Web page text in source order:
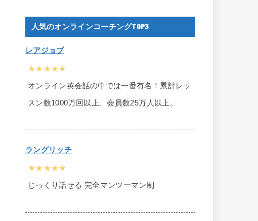
人気のオンラインコーチングTOP3
レアジョブ
★★★★★
オンライン英会話の中では一番有名！累計レッ
スン数1000万回以上、会員数25万人以上。
ラングリッチ
★★★★★
じっくり話せる 完全マンツーマン制